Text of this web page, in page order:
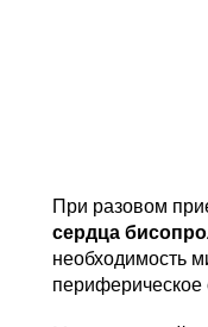
При разовом
сердца
необходимость
периферическое